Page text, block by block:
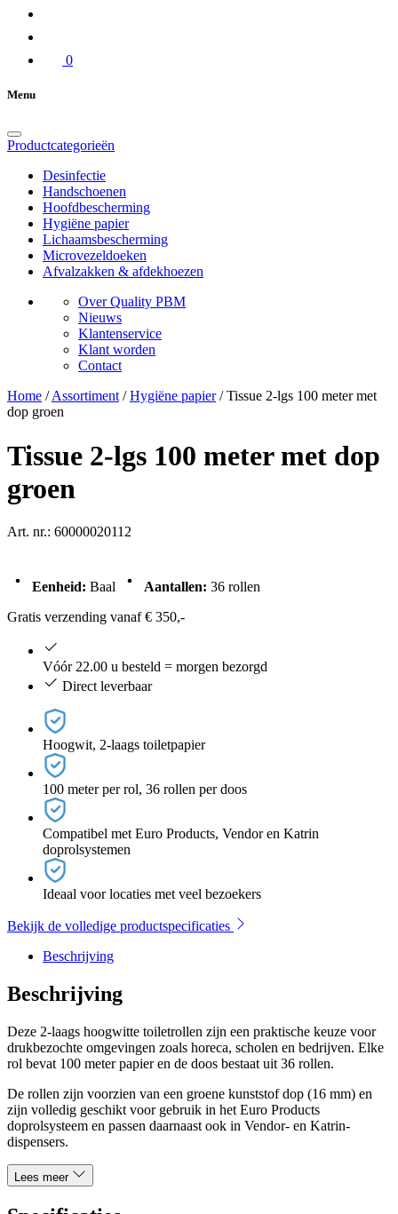
0
Menu
Productcategorieën
Desinfectie
Handschoenen
Hoofdbescherming
Hygiëne papier
Lichaamsbescherming
Microvezeldoeken
Afvalzakken & afdekhoezen
Over Quality PBM
Nieuws
Klantenservice
Klant worden
Contact
Home / Assortiment / Hygiëne papier / Tissue 2-lgs 100 meter met
dop groen
Tissue 2-lgs 100 meter met dop
groen
Art. nr.: 60000020112
Eenheid: Baal Aantallen: 36 rollen
Gratis verzending vanaf € 350,-
Vóór 22.00 u besteld = morgen bezorgd
Direct leverbaar
Hoogwit, 2-laags toiletpapier
100 meter per rol, 36 rollen per doos
Compatibel met Euro Products, Vendor en Katrin
doprolsystemen
Ideaal voor locaties met veel bezoekers
Bekijk de volledige productspecificaties
Beschrijving
Beschrijving
Deze 2-laags hoogwitte toiletrollen zijn een praktische keuze voor
drukbezochte omgevingen zoals horeca, scholen en bedrijven. Elke
rol bevat 100 meter papier en de doos bestaat uit 36 rollen.
De rollen zijn voorzien van een groene kunststof dop (16 mm) en
zijn volledig geschikt voor gebruik in het Euro Products
doprolsysteem en passen daarnaast ook in Vendor- en Katrin-
dispensers.
Lees meer